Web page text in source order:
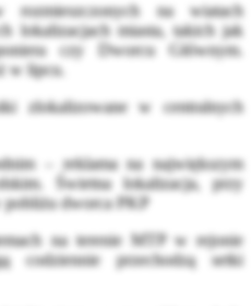
na wiatach
lokalizacjach miasta, takich jak
czy Dworcu Głównym.
w lipcu.
zlokalizowane w centralnych
– reklama na największym
Świetna lokalizacja, przy
pobliżu dworca PKP
na terenie MTP w rejonie
przechodzą setki